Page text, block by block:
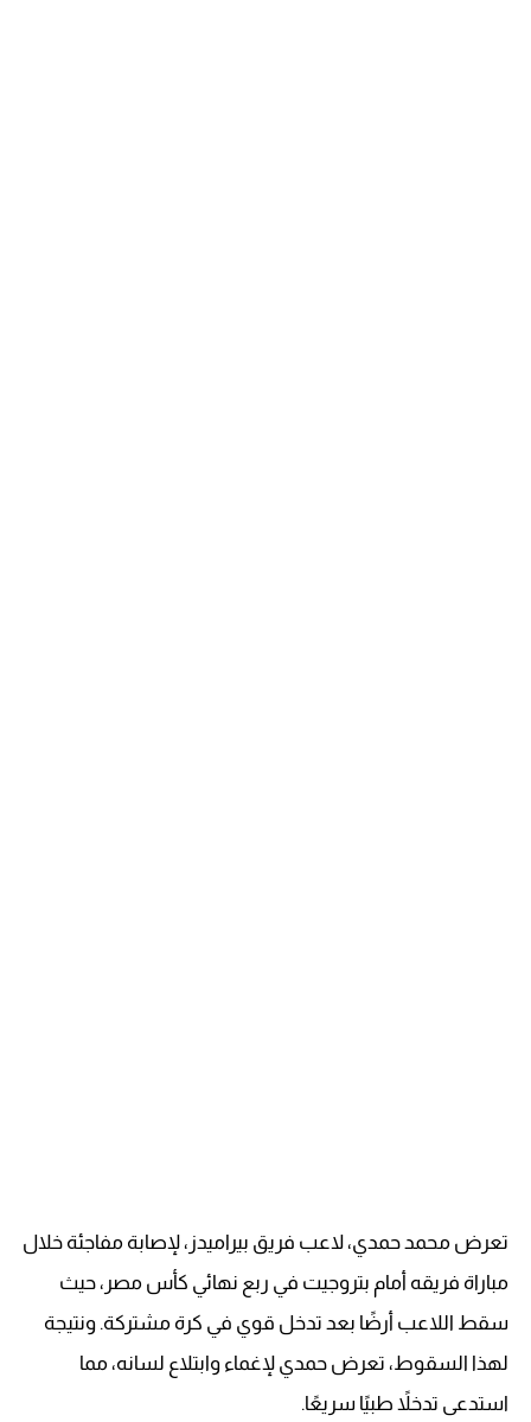
تعرض محمد حمدي، لاعب فريق بيراميدز، لإصابة مفاجئة خلال
مباراة فريقه أمام بتروجيت في ربع نهائي كأس مصر، حيث
سقط اللاعب أرضًا بعد تدخل قوي في كرة مشتركة. ونتيجة
لهذا السقوط، تعرض حمدي لإغماء وابتلاع لسانه، مما
استدعى تدخلاً طبيًا سريعًا.